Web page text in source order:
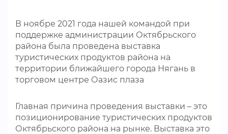
В ноябре 2021 года нашей командой при
поддержке администрации Октябрьского
района была проведена выставка
туристических продуктов района на
территории ближайшего города Нягань в
торговом центре Оазис плаза
Главная причина проведения выставки – это
позиционирование туристических продуктов
Октябрьского района на рынке. Выставка это